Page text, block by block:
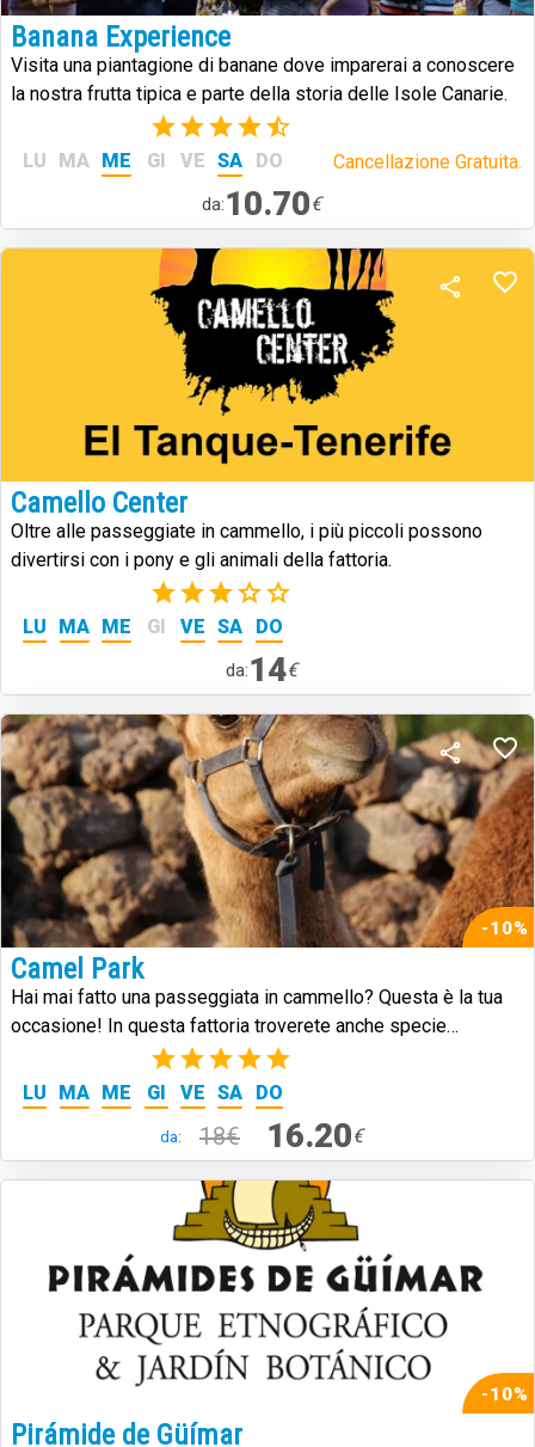
Banana Experience
Visita una piantagione di banane dove imparerai a conoscere
la nostra frutta tipica e parte della storia delle Isole Canarie.
(6)
LU MA ME GI VE SA DO Cancellazione Gratuita.
da:10.70€
Camello Center
Oltre alle passeggiate in cammello, i più piccoli possono
divertirsi con i pony e gli animali della fattoria.
(2)
LU MA ME GI VE SA DO
da:14€
-10%
Camel Park
Hai mai fatto una passeggiata in cammello? Questa è la tua
occasione! In questa fattoria troverete anche specie
autoctone delle Isole Canarie.
(3)
LU MA ME GI VE SA DO
da: 18€ 16.20€
-10%
Pirámide de Güímar